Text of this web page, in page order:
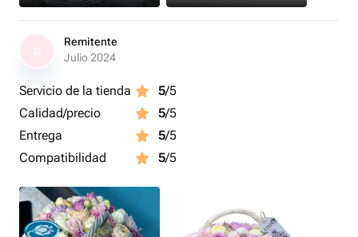
Remitente
Julio 2024
Servicio de la tienda 5/5
Calidad/precio
5/5
Entrega
5/5
Compatibilidad
5/5